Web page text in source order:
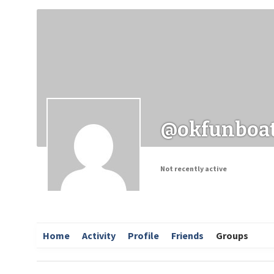
Заходи
Not recently active
Home Activity Profile Friends Groups